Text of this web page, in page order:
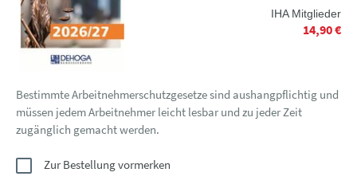
IHA Mitglieder
14,90 €
Bestimmte Arbeitnehmerschutzgesetze sind aushangpflichtig und
müssen jedem Arbeitnehmer leicht lesbar und zu jeder Zeit
zugänglich gemacht werden.
Zur Bestellung vormerken